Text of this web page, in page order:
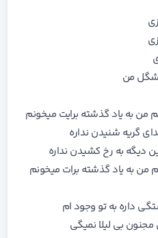
من
من بە یاد گذشته برایت میخونم
گریه شنیدن نداره
دیگه به رخ کشیدن نداره
من بە یاد گذشته برات میخونم
داره بە تو وجود ام
مجنون بی لیلا نمیگی